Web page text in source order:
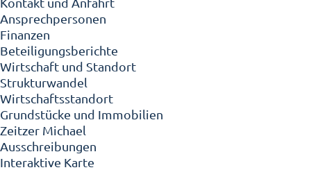
Ansprechpersonen
Finanzen
Beteiligungsberichte
Wirtschaft und Standort
Strukturwandel
Wirtschaftsstandort
Grundstücke und Immobilien
Zeitzer Michael
Ausschreibungen
Interaktive Karte